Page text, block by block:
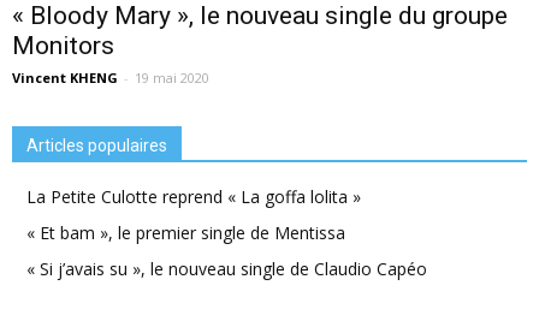
« Bloody Mary », le nouveau single du groupe
Monitors
Vincent KHENG - 19 mai 2020
Articles populaires
La Petite Culotte reprend « La goffa lolita »
« Et bam », le premier single de Mentissa
« Si j’avais su », le nouveau single de Claudio Capéo